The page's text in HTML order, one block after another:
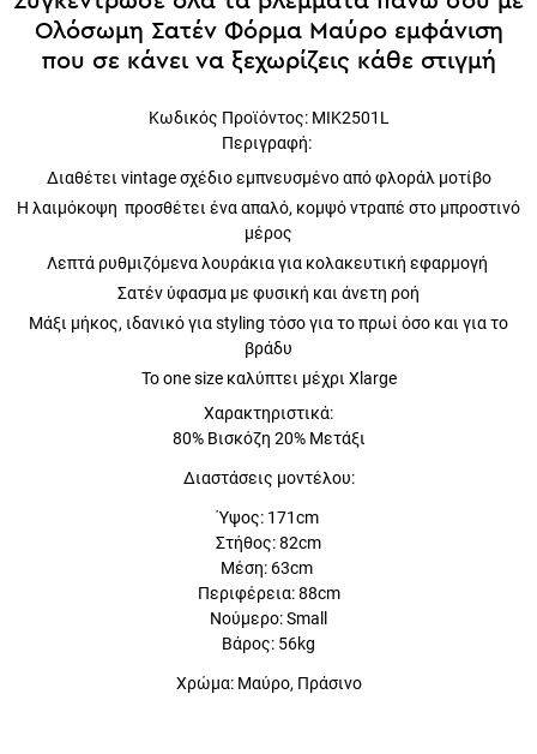
Ολόσωμη Σατέν Φόρμα Μαύρο εμφάνιση
που σε κάνει να ξεχωρίζεις κάθε στιγμή
Κωδικός Προϊόντος: MIK2501L
Περιγραφή:
Διαθέτει vintage σχέδιο εμπνευσμένο από φλοράλ μοτίβο
Η λαιμόκοψη προσθέτει ένα απαλό, κομψό ντραπέ στο μπροστινό
μέρος
Λεπτά ρυθμιζόμενα λουράκια για κολακευτική εφαρμογή
Σατέν ύφασμα με φυσική και άνετη ροή
Μάξι μήκος, ιδανικό για styling τόσο για το πρωί όσο και για το
βράδυ
Το one size καλύπτει μέχρι Xlarge
Χαρακτηριστικά:
80% Βισκόζη 20% Μετάξι
Διαστάσεις μοντέλου:
Ύψος: 171cm
Στήθος: 82cm
Μέση: 63cm
Περιφέρεια: 88cm
Νούμερο: Small
Βάρος: 56kg
Χρώμα: Μαύρο, Πράσινο